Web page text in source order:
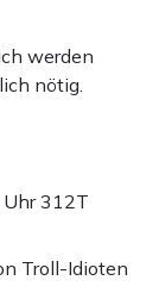
werden
nötig.
Uhr312T
Troll-Idioten